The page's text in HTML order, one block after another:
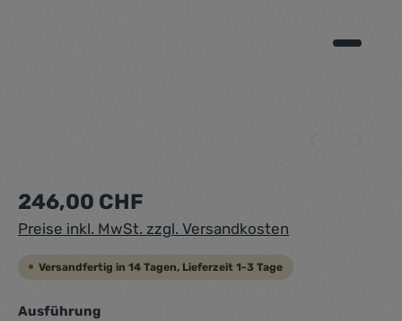
Regulärer Preis:
246,00 CHF
Preise inkl. MwSt. zzgl. Versandkosten
Versandfertig in 14 Tagen, Lieferzeit 1-3 Tage
Ausführungauswählen